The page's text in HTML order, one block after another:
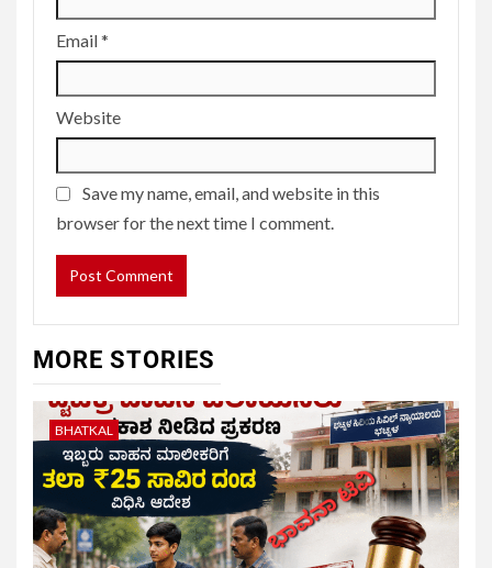
Email*
Website
Save my name, email, and website in this
browser for the next time I comment.
MORE STORIES
BHATKAL